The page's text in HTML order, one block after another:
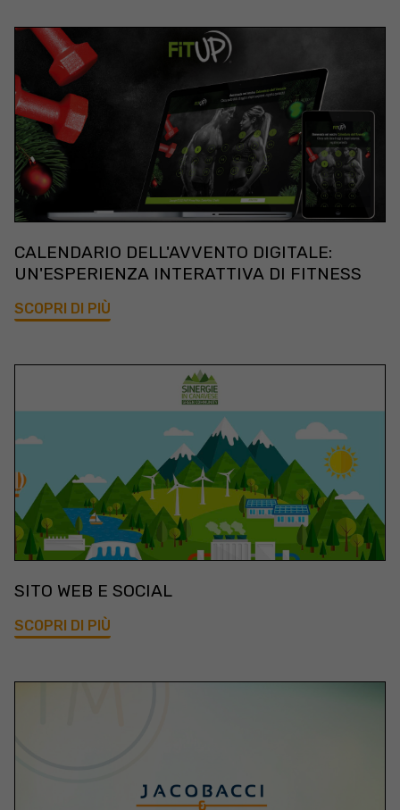
CALENDARIO DELL'AVVENTO DIGITALE:
UN'ESPERIENZA INTERATTIVA DI FITNESS
SCOPRI DI PIÙ
SITO WEB E SOCIAL
SCOPRI DI PIÙ